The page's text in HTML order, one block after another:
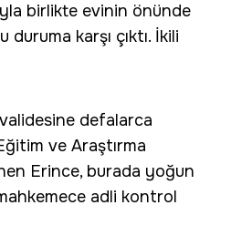
birlikte evinin önünde
karşı çıktı. İkili
defalarca
ve Araştırma
Erince, burada yoğun
mahkemece adli kontrol